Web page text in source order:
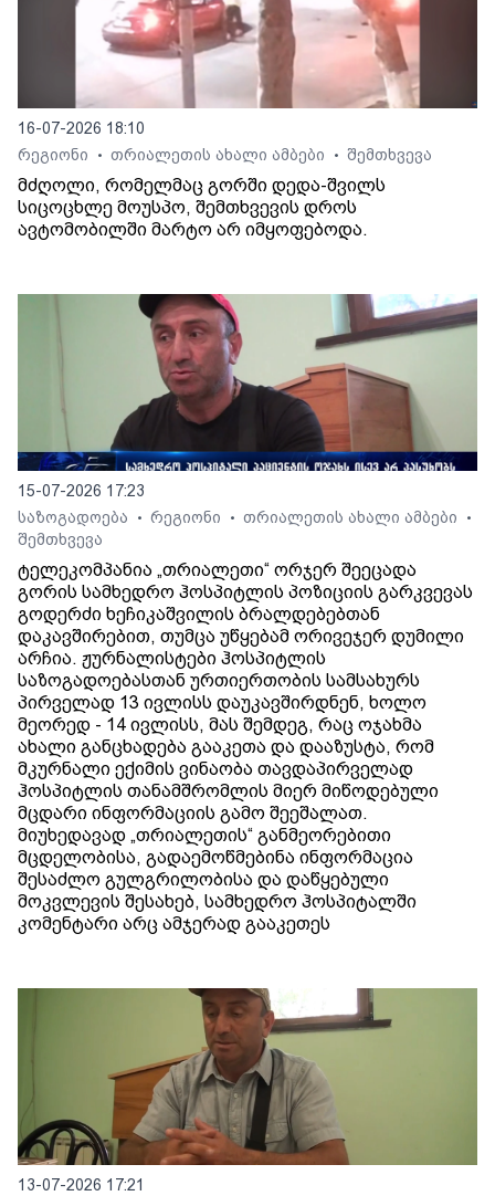
16-07-2026 18:10
რეგიონი
• თრიალეთის ახალი ამბები • შემთხვევა
მძღოლი, რომელმაც გორში დედა-შვილს
სიცოცხლე მოუსპო, შემთხვევის დროს
ავტომობილში მარტო არ იმყოფებოდა.
15-07-2026 17:23
საზოგადოება
• რეგიონი • თრიალეთის ახალი ამბები •
შემთხვევა
ტელეკომპანია „თრიალეთი“ ორჯერ შეეცადა
გორის სამხედრო ჰოსპიტლის პოზიციის გარკვევას
გოდერძი ხეჩიკაშვილის ბრალდებებთან
დაკავშირებით, თუმცა უწყებამ ორივეჯერ დუმილი
არჩია. ჟურნალისტები ჰოსპიტლის
საზოგადოებასთან ურთიერთობის სამსახურს
პირველად 13 ივლისს დაუკავშირდნენ, ხოლო
მეორედ - 14 ივლისს, მას შემდეგ, რაც ოჯახმა
ახალი განცხადება გააკეთა და დააზუსტა, რომ
მკურნალი ექიმის ვინაობა თავდაპირველად
ჰოსპიტლის თანამშრომლის მიერ მიწოდებული
მცდარი ინფორმაციის გამო შეეშალათ.
მიუხედავად „თრიალეთის“ განმეორებითი
მცდელობისა, გადაემოწმებინა ინფორმაცია
შესაძლო გულგრილობისა და დაწყებული
მოკვლევის შესახებ, სამხედრო ჰოსპიტალში
კომენტარი არც ამჯერად გააკეთეს
13-07-2026 17:21